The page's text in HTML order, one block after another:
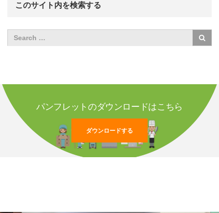
このサイト内を検索する
パンフレットのダウンロードはこちら
ダウンロードする